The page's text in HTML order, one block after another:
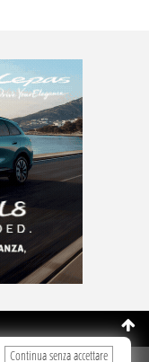
Continua senza accettare